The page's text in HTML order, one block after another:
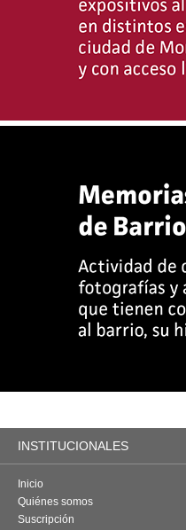
INSTITUCIONALES
Inicio
Quiénes somos
Suscripción